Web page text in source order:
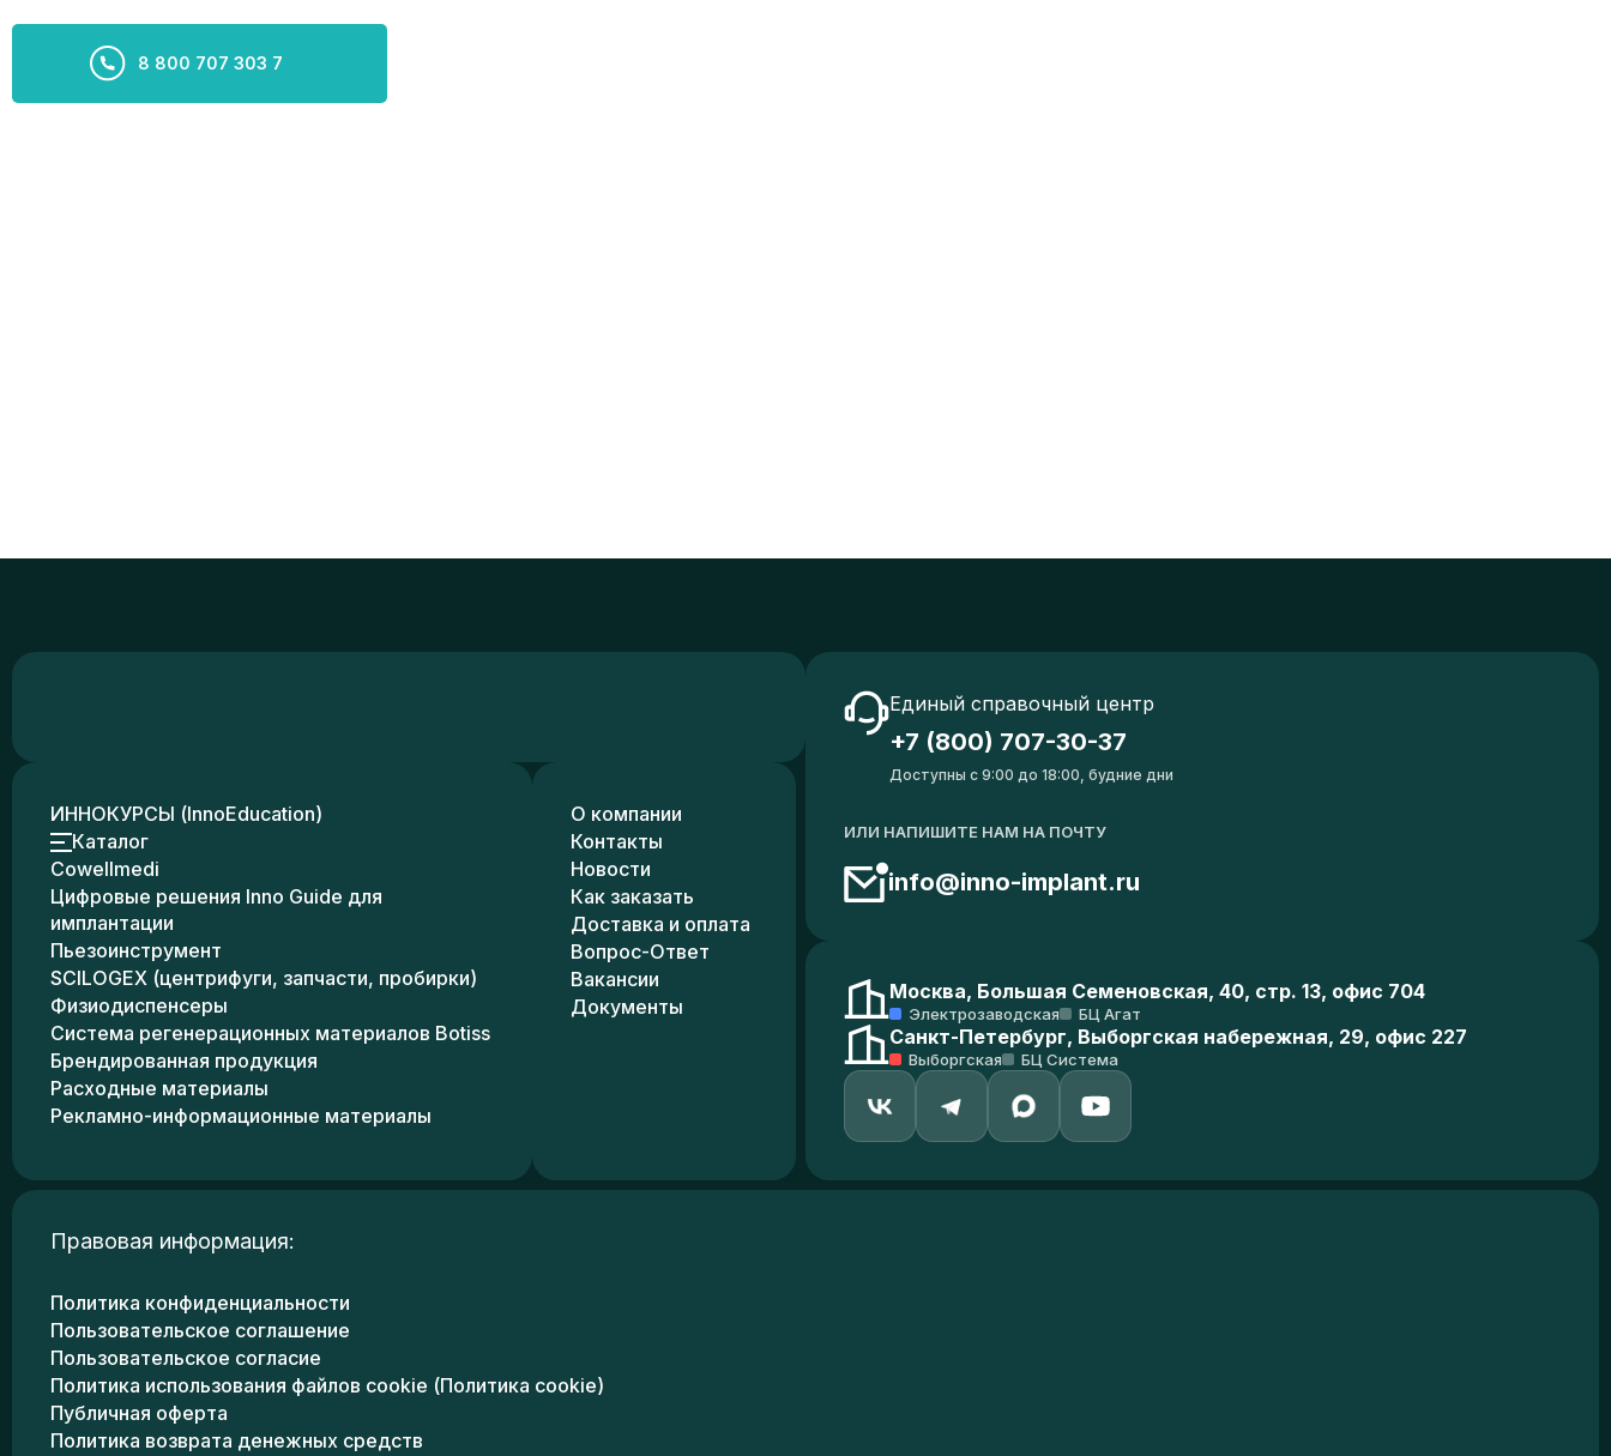
8 800 707 303 7
ИННОКУРСЫ (InnoEducation)
Каталог
Cowellmedi
Цифровые решения Inno Guide для
имплантации
Пьезоинструмент
SCILOGEX (центрифуги, запчасти, пробирки)
Физиодиспенсеры
Система регенерационных материалов Botiss
Брендированная продукция
Расходные материалы
Рекламно-информационные материалы
О компании
Контакты
Новости
Как заказать
Доставка и оплата
Вопрос-Ответ
Вакансии
Документы
Единый справочный центр
+7 (800) 707-30-37
Доступны с 9:00 до 18:00, будние дни
ИЛИ НАПИШИТЕ НАМ НА ПОЧТУ
info@inno-implant.ru
Москва, Большая Семеновская, 40, стр. 13, офис 704
Электрозаводская БЦ Агат
Санкт-Петербург, Выборгская набережная, 29, офис 227
Выборгская БЦ Система
Правовая информация:
Политика конфиденциальности
Пользовательское соглашение
Пользовательское согласие
Политика использования файлов cookie (Политика cookie)
Публичная оферта
Политика возврата денежных средств